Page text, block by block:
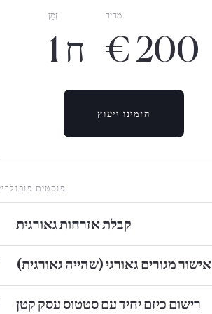
זְמַן
1 ח
מחיר
€ 200
הזמינו ייעוץ
פוסטים
קבלת אזרחות גאורגית
אישור מגורים גאורגי (שהייה גאורגית)
רישום כיזם יחיד עם סטטוס עסק קטן